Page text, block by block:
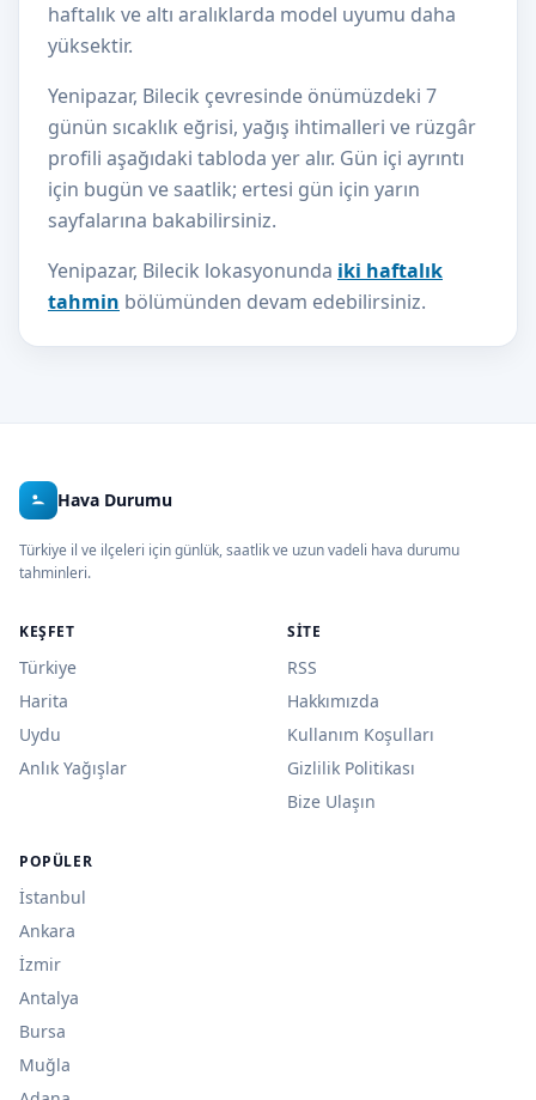
haftalık ve altı aralıklarda model uyumu daha
yüksektir.
Yenipazar, Bilecik çevresinde önümüzdeki 7
günün sıcaklık eğrisi, yağış ihtimalleri ve rüzgâr
profili aşağıdaki tabloda yer alır. Gün içi ayrıntı
için bugün ve saatlik; ertesi gün için yarın
sayfalarına bakabilirsiniz.
Yenipazar, Bilecik lokasyonunda iki haftalık
tahmin bölümünden devam edebilirsiniz.
Hava Durumu
Türkiye il ve ilçeleri için günlük, saatlik ve uzun vadeli hava durumu
tahminleri.
KEŞFET
Türkiye
Harita
Uydu
Anlık Yağışlar
SITE
RSS
Hakkımızda
Kullanım Koşulları
Gizlilik Politikası
Bize Ulaşın
POPÜLER
İstanbul
Ankara
İzmir
Antalya
Bursa
Muğla